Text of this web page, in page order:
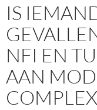
IS
NFI EN
AAN